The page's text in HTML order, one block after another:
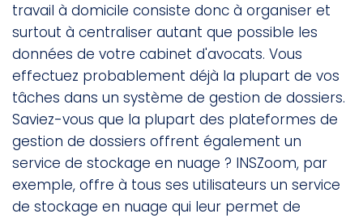
travail à domicile consiste donc à organiser et
surtout à centraliser autant que possible les
données de votre cabinet d'avocats. Vous
effectuez probablement déjà la plupart de vos
tâches dans un système de gestion de dossiers.
Saviez-vous que la plupart des plateformes de
gestion de dossiers offrent également un
service de stockage en nuage ? INSZoom, par
exemple, offre à tous ses utilisateurs un service
de stockage en nuage qui leur permet de